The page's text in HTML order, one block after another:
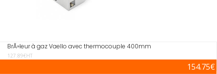
BrÃ»leur à gaz Vaello avec thermocouple 400mm
127.89€HT
154.75€